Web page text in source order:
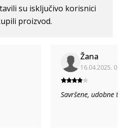
su isključivo korisnici
proizvod.
Žana
16.04.2025.
Savršene, udobne